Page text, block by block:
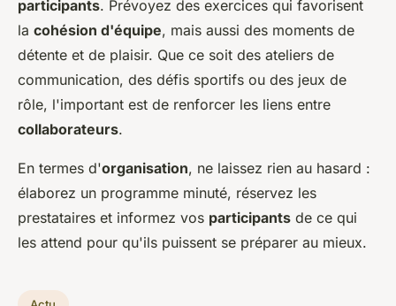
participants. Prévoyez des exercices qui favorisent
la cohésion d'équipe, mais aussi des moments de
détente et de plaisir. Que ce soit des ateliers de
communication, des défis sportifs ou des jeux de
rôle, l'important est de renforcer les liens entre
collaborateurs.
En termes d'organisation, ne laissez rien au hasard :
élaborez un programme minuté, réservez les
prestataires et informez vos participants de ce qui
les attend pour qu'ils puissent se préparer au mieux.